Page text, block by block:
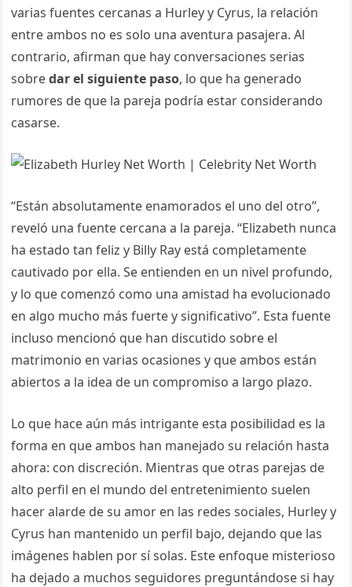
varias fuentes cercanas a Hurley y Cyrus, la relación
entre ambos no es solo una aventura pasajera. Al
contrario, afirman que hay conversaciones serias
sobredar el siguiente paso, lo que ha generado
rumores de que la pareja podría estar considerando
casarse.
“Están absolutamente enamorados el uno del otro”,
reveló una fuente cercana a la pareja. “Elizabeth nunca
ha estado tan feliz y Billy Ray está completamente
cautivado por ella. Se entienden en un nivel profundo,
y lo que comenzó como una amistad ha evolucionado
en algo mucho más fuerte y significativo”. Esta fuente
incluso mencionó que han discutido sobre el
matrimonio en varias ocasiones y que ambos están
abiertos a la idea de un compromiso a largo plazo.
Lo que hace aún más intrigante esta posibilidad es la
forma en que ambos han manejado su relación hasta
ahora: con discreción. Mientras que otras parejas de
alto perfil en el mundo del entretenimiento suelen
hacer alarde de su amor en las redes sociales, Hurley y
Cyrus han mantenido un perfil bajo, dejando que las
imágenes hablen por sí solas. Este enfoque misterioso
ha dejado a muchos seguidores preguntándose si hay